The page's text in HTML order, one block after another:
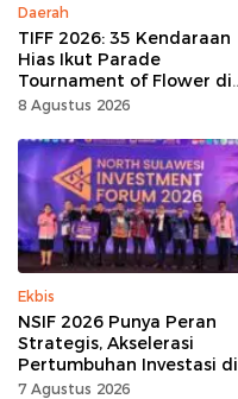
Daerah
TIFF 2026: 35 Kendaraan
Hias Ikut Parade
Tournament of Flower di
Tomohon
8 Agustus 2026
Ekbis
NSIF 2026 Punya Peran
Strategis, Akselerasi
Pertumbuhan Investasi di
Sulut
7 Agustus 2026